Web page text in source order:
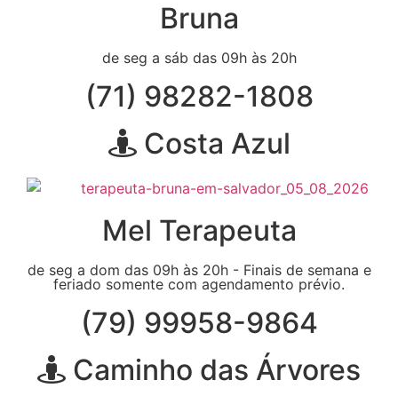
Bruna
de seg a sáb das 09h às 20h
(71) 98282-1808
Costa Azul
Mel Terapeuta
de seg a dom das 09h às 20h - Finais de semana e
feriado somente com agendamento prévio.
(79) 99958-9864
Caminho das Árvores